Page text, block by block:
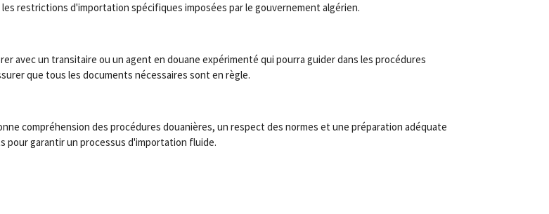
restrictions d'importation spécifiques imposées par le gouvernement algérien.
avec un transitaire ou un agent en douane expérimenté qui pourra guider dans les procédures
que tous les documents nécessaires sont en règle.
compréhension des procédures douanières, un respect des normes et une préparation adéquate
pour garantir un processus d'importation fluide.